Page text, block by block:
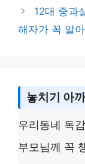
12대 중과
해자가 꼭 알
놓치기 아
우리동네 독
부모님께 꼭